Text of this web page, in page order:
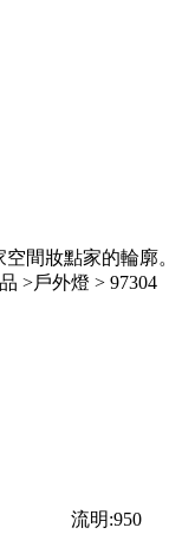
間妝點家的輪廓。
>戶外燈 > 97304
明:950